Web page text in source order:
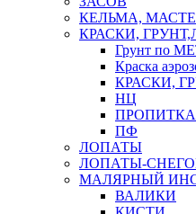
КЕЛЬМА,
КРАСКИ,
Грунт по
Краска
КРАСКИ,
НЦ
ПФ
ЛОПАТЫ
ЛОПАТЫ-
МАЛЯРНЫЙ
ВАЛИКИ